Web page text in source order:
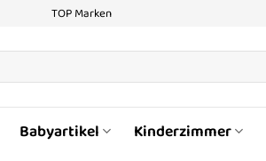
TOP Marken
Babyartikel Kinderzimmer